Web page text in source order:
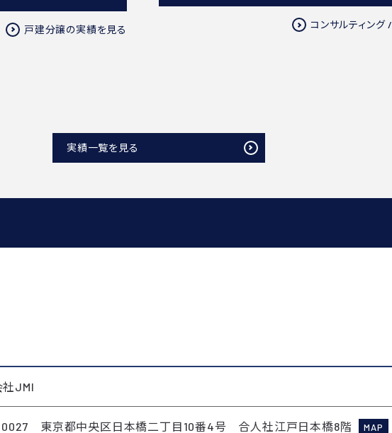
戸建分譲の実績を見る コンサルティング /
実績一覧を見る
JMI
0027 東京都中央区日本橋二丁目10番4号 合人社江戸日本橋8階 MAP